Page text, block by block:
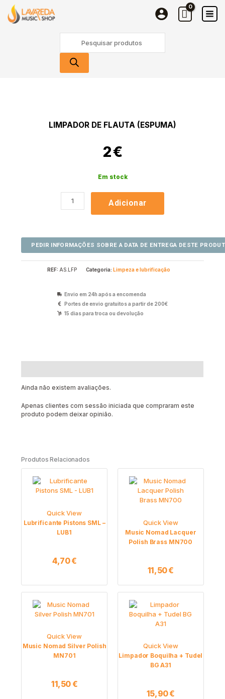
content
search
LIMPADOR DE FLAUTA (ESPUMA)
2€
Em stock
de
flauta
Adicionar
REF: AS.LFP Categoria: Limpeza e lubrificação
Envio em 24h após a encomenda
Portes de envio gratuitos a partir de 200€
15 dias para troca ou devolução
Ainda não existem avaliações.
Apenas clientes com sessão iniciada que compraram este
produto podem deixar opinião.
Produtos Relacionados
Quick View
Lubrificante Pistons SML –
LUB1
4,70€
Quick View
Music Nomad Lacquer
Polish Brass MN700
11,50€
Quick View
Music Nomad Silver Polish
MN701
11,50€
Quick View
Limpador Boquilha + Tudel
BG A31
15,90€